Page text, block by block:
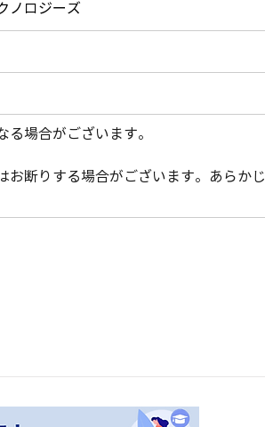
ノロジーズ
場合がございます。
お断りする場合がございます。あらかじ